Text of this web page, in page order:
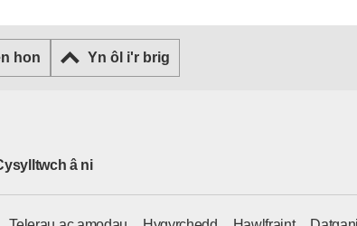
hon Yn ôl i'r brig
â ni